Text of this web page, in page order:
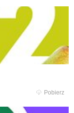
Pobierz